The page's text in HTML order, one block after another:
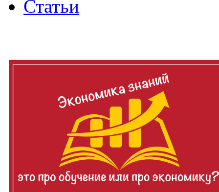
Статьи